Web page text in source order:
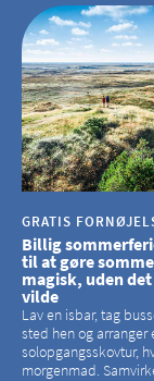
hvilke kirker, der er
GRATIS
Billig
til at gøre
magisk, uden
vilde
Lav en isbar, tag
sted hen og arranger
solopgangsskovtur,
morgenmad.